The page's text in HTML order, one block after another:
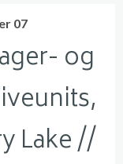
07
og
Lake //